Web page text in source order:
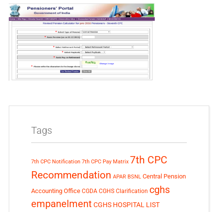
Tags
7th CPC Notification 7th CPC Pay Matrix 7th CPC
Recommendation APAR BSNL Central Pension
Accounting Office CGDA CGHS Clarification cghs
empanelment CGHS HOSPITAL LIST